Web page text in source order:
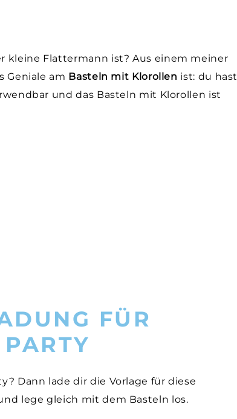
kleine Flattermann ist? Aus einem meiner
Geniale am Basteln mit Klorollen ist: du hast
und das Basteln mit Klorollen ist
FÜR
Dann lade dir die Vorlage für diese
lege gleich mit dem Basteln los.